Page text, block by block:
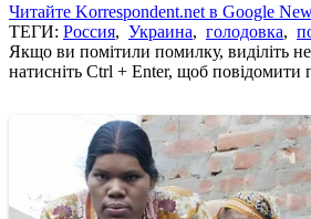
Читайте Korrespondent.net в Google
ТЕГИ: Россия, Украина, голодовка,
Якщо ви помітили помилку, виділіть
натисніть Ctrl + Enter, щоб повідомити